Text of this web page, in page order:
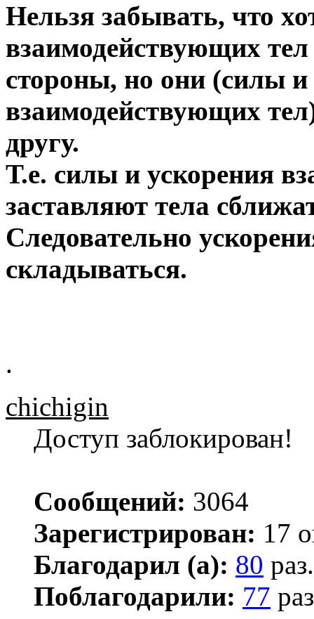
Нельзя забывать, что
взаимодействующих
стороны, но они (силы и
взаимодействующих
другу.
Т.е. силы и ускорения
заставляют тела
Следовательно
складываться.
.
chichigin
Доступ заблокирован!
Сообщений: 3064
Зарегистрирован: 17
Благодарил (а): 80 раз.
Поблагодарили: 77